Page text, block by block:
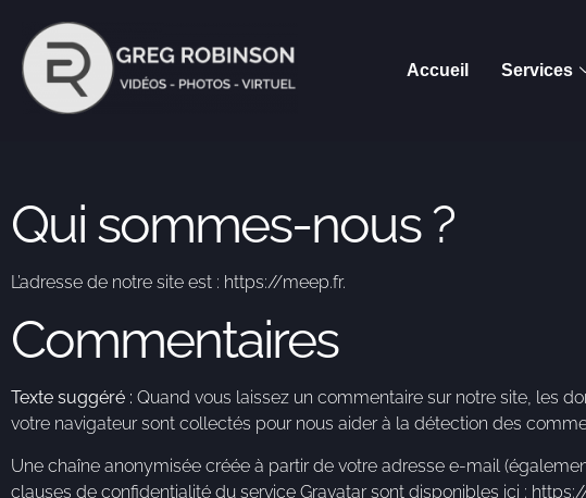
Accueil Services
Qui sommes-nous ?
L’adresse de notre site est : https://meep.fr.
Commentaires
Texte suggéré : Quand vous laissez un commentaire sur notre site, les
votre navigateur sont collectés pour nous aider à la détection des
Une chaîne anonymisée créée à partir de votre adresse e-mail
clauses de confidentialité du service Gravatar sont disponibles ici :